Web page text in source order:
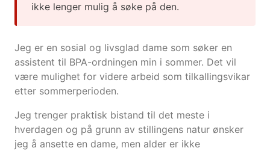
ikke lenger mulig å søke på den.
Jeg er en sosial og livsglad dame som søker en
assistent til BPA-ordningen min i sommer. Det vil
være mulighet for videre arbeid som tilkallingsvikar
etter sommerperioden.
Jeg trenger praktisk bistand til det meste i
hverdagen og på grunn av stillingens natur ønsker
jeg å ansette en dame, men alder er ikke